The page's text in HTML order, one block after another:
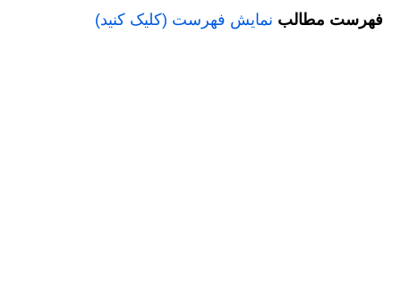
فهرست مطالب نمایش فهرست (کلیک کنید)